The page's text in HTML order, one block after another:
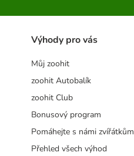
Výhody pro vás
Můj zoohit
zoohit Autobalík
zoohit Club
Bonusový program
Pomáhejte s námi zvířátkům
Přehled všech výhod